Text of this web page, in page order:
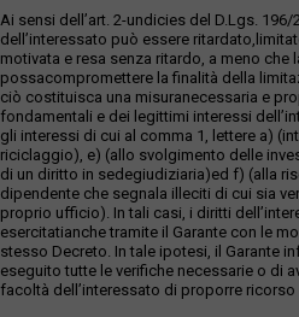
Ai sensi dell’art. 2-undicies del D.Lgs.
dell’interessato può essere
motivata e resa senza ritardo, a meno che
possacompromettere la finalità della
ciò costituisca una misuranecessaria e
fondamentali e dei legittimi interessi
gli interessi di cui al comma 1, lettere a)
riciclaggio), e) (allo svolgimento delle
di un diritto in sedegiudiziaria)ed f) (alla
dipendente che segnala illeciti di cui sia
proprio ufficio). In tali casi, i diritti
esercitatianche tramite il Garante con le
stesso Decreto. In tale ipotesi, il Garante
eseguito tutte le verifiche necessarie o di
facoltà dell’interessato di proporre